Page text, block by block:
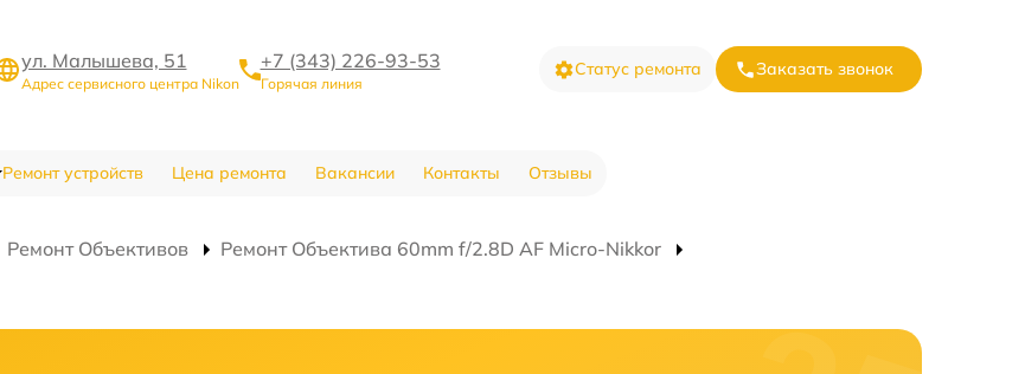
ул. Малышева, 51
Адрес сервисного центра Nikon
+7 (343) 226-93-53
Горячая линия
Статус ремонта Заказать звонок
Ремонт устройств Цена ремонта Вакансии Контакты Отзывы
Ремонт Объективов
Ремонт Объектива 60mm f/2.8D AF Micro-Nikkor